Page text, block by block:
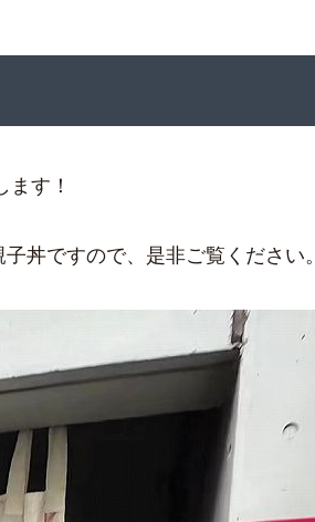
す！
丼ですので、是非ご覧ください。